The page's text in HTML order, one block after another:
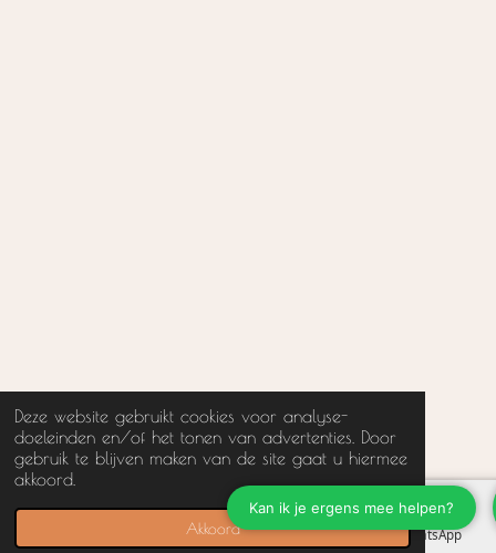
Deze website gebruikt cookies voor analyse-
doeleinden en/of het tonen van advertenties. Door
gebruik te blijven maken van de site gaat u hiermee
akkoord.
Akkoord WhatsApp